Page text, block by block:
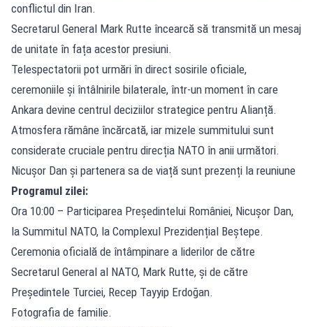
conflictul din Iran.
Secretarul General Mark Rutte încearcă să transmită un mesaj
de unitate în fața acestor presiuni.
Telespectatorii pot urmări în direct sosirile oficiale,
ceremoniile și întâlnirile bilaterale, într-un moment în care
Ankara devine centrul deciziilor strategice pentru Alianță.
Atmosfera rămâne încărcată, iar mizele summitului sunt
considerate cruciale pentru direcția NATO în anii următori.
Nicușor Dan și partenera sa de viață sunt prezenți la reuniune
Programul zilei:
Ora 10:00 – Participarea Președintelui României, Nicușor Dan,
la Summitul NATO, la Complexul Prezidențial Beștepe.
Ceremonia oficială de întâmpinare a liderilor de către
Secretarul General al NATO, Mark Rutte, și de către
Președintele Turciei, Recep Tayyip Erdoğan.
Fotografia de familie.